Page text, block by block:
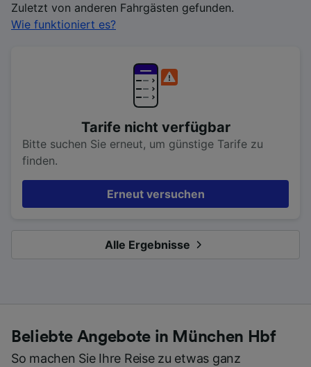
Zuletzt von anderen Fahrgästen gefunden.
Wie funktioniert es?
Tarife nicht verfügbar
Bitte suchen Sie erneut, um günstige Tarife zu
finden.
Erneut versuchen
Alle Ergebnisse
Beliebte Angebote in München Hbf
So machen Sie Ihre Reise zu etwas ganz